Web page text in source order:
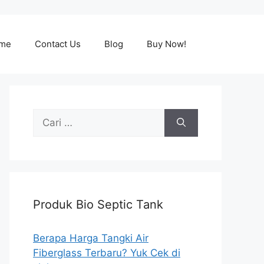
Contact Us Blog Buy Now!
Cari
Produk Bio Septic Tank
Berapa Harga Tangki Air
Fiberglass Terbaru? Yuk Cek di